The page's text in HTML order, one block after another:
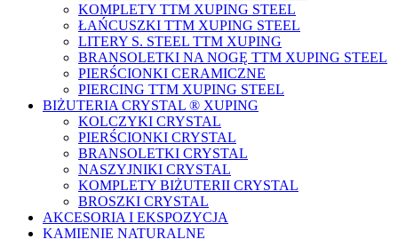
KOMPLETY TTM XUPING STEEL
ŁAŃCUSZKI TTM XUPING STEEL
LITERY S. STEEL TTM XUPING
BRANSOLETKI NA NOGĘ TTM XUPING STEEL
PIERŚCIONKI CERAMICZNE
PIERCING TTM XUPING STEEL
BIŻUTERIA CRYSTAL ® XUPING
KOLCZYKI CRYSTAL
PIERŚCIONKI CRYSTAL
BRANSOLETKI CRYSTAL
NASZYJNIKI CRYSTAL
KOMPLETY BIŻUTERII CRYSTAL
BROSZKI CRYSTAL
AKCESORIA I EKSPOZYCJA
KAMIENIE NATURALNE